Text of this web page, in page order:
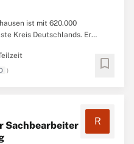
ist mit 620.000
Kreis Deutschlands. Er
Bildungs- und
für mehr als 2.000
) bookmark
Sachbearbeiter
R